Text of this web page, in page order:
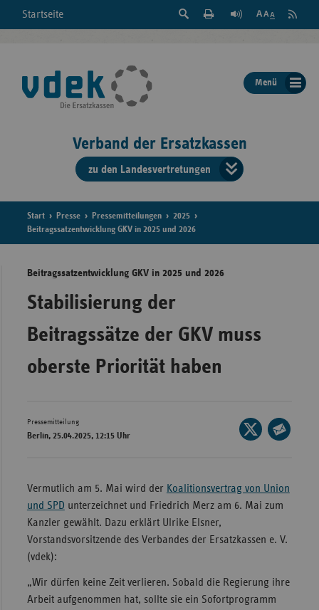
Startseite
Suche
der
Seite
Feed
Menü
Verband der Ersatzkassen
zu den Landesvertretungen
der
Start Presse Pressemitteilungen
2025
Beitragssatzentwicklung GKV in 2025 und 2026
Beitragssatzentwicklung GKV in 2025 und 2026
Stabilisierung der
Beitragssätze der GKV muss
oberste Priorität haben
Pressemitteilung
Berlin, 25.04.2025, 12:15 Uhr
Seite
auf
Vermutlich am 5. Mai wird der Koalitionsvertrag von Union
und SPD unterzeichnet und Friedrich Merz am 6. Mai zum
Kanzler gewählt. Dazu erklärt Ulrike Elsner,
Vorstandsvorsitzende des Verbandes der Ersatzkassen e. V.
(vdek):
„Wir dürfen keine Zeit verlieren. Sobald die Regierung ihre
Arbeit aufgenommen hat, sollte sie ein Sofortprogramm